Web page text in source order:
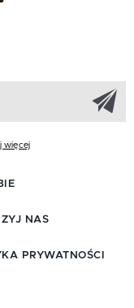
więcej
NAS
PRYWATNOŚCI